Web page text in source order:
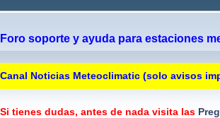
Foro soporte y ayuda para estaciones
Canal Noticias Meteoclimatic (solo avisos
Si tienes dudas, antes de nada visita las